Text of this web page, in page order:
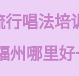
行唱法培
州哪里